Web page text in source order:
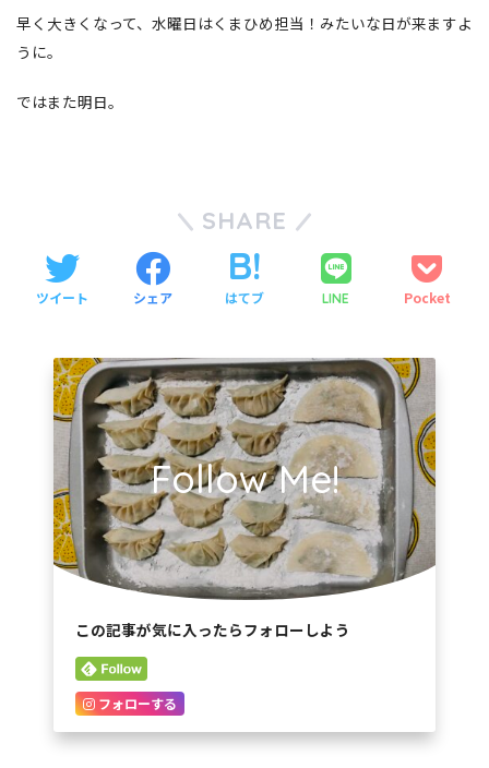
早く大きくなって、水曜日はくまひめ担当！みたいな日が来ますよ
うに。
ではまた明日。
SHARE
ツイート シェア はてブ LINE Pocket
Follow Me!
この記事が気に入ったらフォローしよう
フォローする